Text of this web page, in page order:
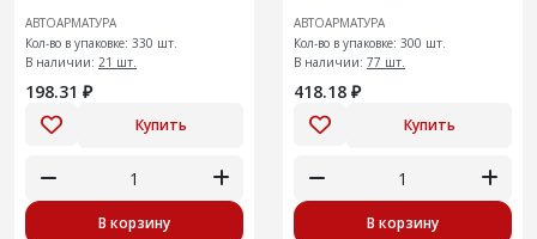
АВТОАРМАТУРА
Кол-во в упаковке: 330 шт.
В наличии: 21 шт.
198.31 ₽
Купить
В корзину
АВТОАРМАТУРА
Кол-во в упаковке: 300 шт.
В наличии: 77 шт.
418.18 ₽
Купить
В корзину